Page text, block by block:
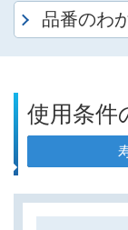
品番のわ
使用条件